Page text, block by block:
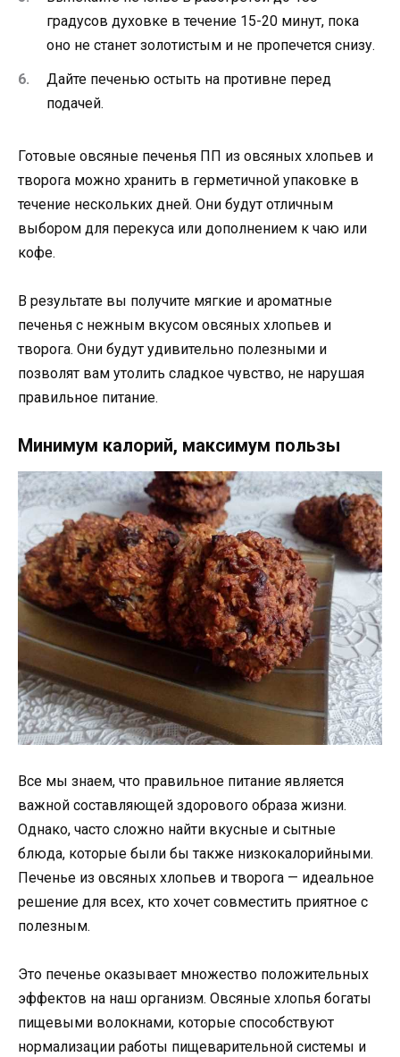
градусов духовке в течение 15-20 минут, пока
оно не станет золотистым и не пропечется снизу.
Дайте печенью остыть на противне перед
подачей.
Готовые овсяные печенья ПП из овсяных хлопьев и
творога можно хранить в герметичной упаковке в
течение нескольких дней. Они будут отличным
выбором для перекуса или дополнением к чаю или
кофе.
В результате вы получите мягкие и ароматные
печенья с нежным вкусом овсяных хлопьев и
творога. Они будут удивительно полезными и
позволят вам утолить сладкое чувство, не нарушая
правильное питание.
Минимум калорий, максимум пользы
Все мы знаем, что правильное питание является
важной составляющей здорового образа жизни.
Однако, часто сложно найти вкусные и сытные
блюда, которые были бы также низкокалорийными.
Печенье из овсяных хлопьев и творога — идеальное
решение для всех, кто хочет совместить приятное с
полезным.
Это печенье оказывает множество положительных
эффектов на наш организм. Овсяные хлопья богаты
пищевыми волокнами, которые способствуют
нормализации работы пищеварительной системы и